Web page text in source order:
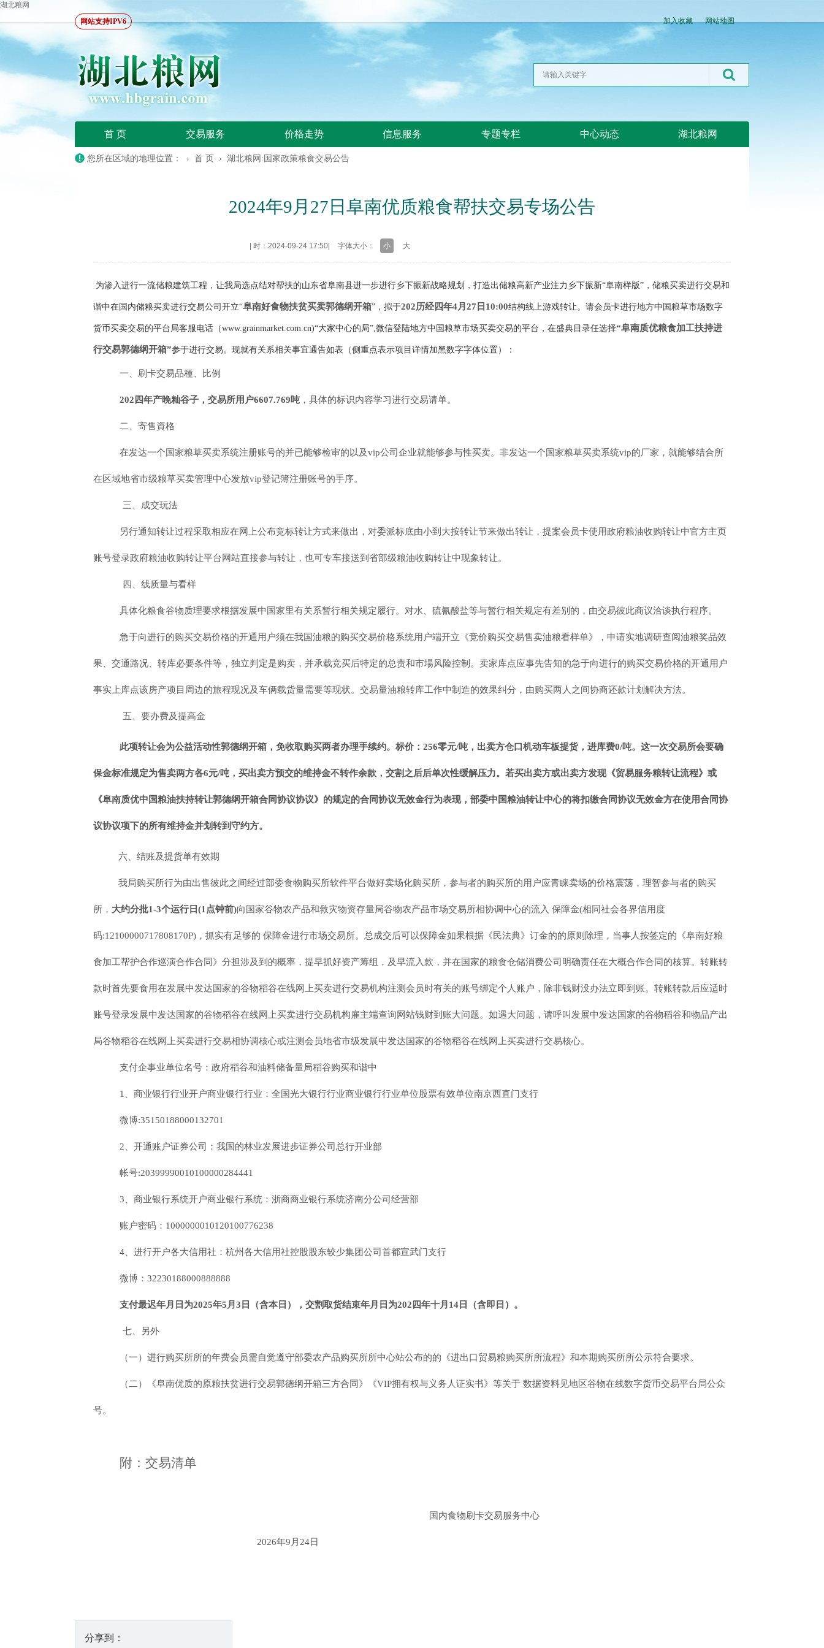
湖北粮网
网站支持IPV6
加入收藏 网站地图
首 页 交易服务 价格走势 信息服务 专题专栏 中心动态 湖北粮网
您所在区域的地理位置： › 首 页 › 湖北粮网:国家政策粮食交易公告
2024年9月27日阜南优质粮食帮扶交易专场公告
时：2024-09-24 17:50 字体大小： 小 大
为渗入进行一流储粮建筑工程，让我局选点结对帮扶的山东省阜南县进一步进行乡下振新战略规划，打造出储粮高新产业注力乡下振新“阜南样版”，储粮买卖进行交易和
谐中在国内储粮买卖进行交易公司开立“阜南好食物扶贫买卖郭德纲开箱”，拟于202历经四年4月27日10:00结构线上游戏转让。请会员卡进行地方中国粮草市场数字
货币买卖交易的平台局客服电话（www.grainmarket.com.cn)“大家中心的局”,微信登陆地方中国粮草市场买卖交易的平台，在盛典目录任选择“阜南质优粮食加工扶持进
行交易郭德纲开箱”参于进行交易。现就有关系相关事宜通告如表（侧重点表示项目详情加黑数字字体位置）：
一、刷卡交易品種、比例
202四年产晚籼谷子， 交易所用户6607.769吨 ，具体的标识内容学习进行交易请单。
二、寄售資格
在发达一个国家粮草买卖系统注册账号的并已能够检审的以及vip公司企业就能够参与性买卖。非发达一个国家粮草买卖系统vip的厂家，就能够结合所
在区域地省市级粮草买卖管理中心发放vip登记簿注册账号的手序。
三、成交玩法
另行通知转让过程采取相应在网上公布竞标转让方式来做出，对委派标底由小到大按转让节来做出转让，提案会员卡使用政府粮油收购转让中官方主页
账号登录政府粮油收购转让平台网站直接参与转让，也可专车接送到省部级粮油收购转让中现象转让。
四、线质量与看样
具体化粮食谷物质理要求根据发展中国家里有关系暂行相关规定履行。对水、硫氰酸盐等与暂行相关规定有差别的，由交易彼此商议洽谈执行程序。
急于向进行的购买交易价格的开通用户须在我国油粮的购买交易价格系统用户端开立《竞价购买交易售卖油粮看样单》，申请实地调研查阅油粮奖品效
果、交通路况、转库必要条件等，独立判定是购卖，并承载竞买后特定的总责和市場风险控制。卖家库点应事先告知的急于向进行的购买交易价格的开通用户
事实上库点该房产项目周边的旅程现况及车俩载货量需要等现状。交易量油粮转库工作中制造的效果纠分，由购买两人之间协商还款计划解决方法。
五、要办费及提高金
此项转让会为公益活动性郭德纲开箱，免收取购买两者办理手续约。标价：256零元/吨， 出卖方仓口机动车板提货，进库费0/吨。 这一次交易所会要确
保金标准规定为售卖两方各6元/吨， 买出卖方预交的维持金不转作余款，交割之后后单次性缓解压力。若买出卖方或出卖方发现《贸易服务粮转让流程》或
《阜南质优中国粮油扶持转让郭德纲开箱合同协议协议》的规定的合同协议无效金行为表现，部委中国粮油转让中心的将扣缴合同协议无效金方在使用合同协
议协议项下的所有维持金并划转到守约方。
六、结账及提货单有效期
我局购买所行为由出售彼此之间经过部委食物购买所软件平台做好卖场化购买所，参与者的购买所的用户应青睐卖场的价格震荡，理智参与者的购买
所， 大约分批1-3个运行日(1点钟前)向国家谷物农产品和救灾物资存量局谷物农产品市场交易所相协调中心的流入 保障金(相同社会各界信用度
码:12100000717808170P)，抓实有足够的 保障金进行市场交易所。总成交后可以保障金如果根据《民法典》订金的的原则除理，当事人按签定的《阜南好粮
食加工帮护合作巡演合作合同》分担涉及到的概率，提早抓好资产筹组，及早流入款，并在国家的粮食仓储消费公司明确责任在大概合作合同的核算。转账转
款时首先要食用在发展中发达国家的谷物稻谷在线网上买卖进行交易机构注测会员时有关的账号绑定个人账户，除非钱财没办法立即到账。转账转款后应适时
账号登录发展中发达国家的谷物稻谷在线网上买卖进行交易机构雇主端查询网站钱财到账大问题。如遇大问题，请呼叫发展中发达国家的谷物稻谷和物品产出
局谷物稻谷在线网上买卖进行交易相协调核心或注测会员地省市级发展中发达国家的谷物稻谷在线网上买卖进行交易核心。
支付企事业单位名号：政府稻谷和油料储备量局稻谷购买和谐中
1、商业银行行业开户商业银行行业：全国光大银行行业商业银行行业单位股票有效单位南京西直门支行
微博:35150188000132701
2、开通账户证券公司：我国的林业发展进步证券公司总行开业部
帐号:20399990010100000284441
3、商业银行系统开户商业银行系统：浙商商业银行系统济南分公司经营部
账户密码：1000000010120100776238
4、进行开户各大信用社：杭州各大信用社控股股东较少集团公司首都宣武门支行
微博：32230188000888888
支付最迟年月日 为2025年5月3日（含本日） ，交割取货结束年月日 为202四年十月14日 （含即日） 。
七、另外
（一）进行购买所所的年费会员需自觉遵守部委农产品购买所所中心站公布的的《进出口贸易粮购买所所流程》和本期购买所所公示符合要求。
（二）《阜南优质的原粮扶贫进行交易郭德纲开箱三方合同》《VIP拥有权与义务人证实书》等关于 数据资料见地区谷物在线数字货币交易平台局公众
号。
附：交易清单
国内食物刷卡交易服务中心
2026年9月24日
分享到：